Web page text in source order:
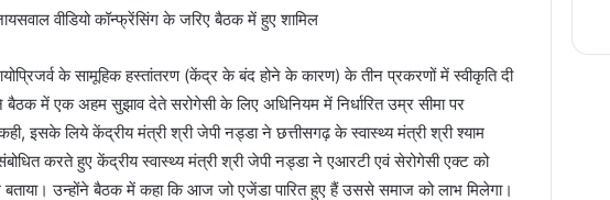
के सामूहिक हस्तांतरण (केंद्र के बंद होने के कारण) के तीन प्रकरणों में स्वीकृति दी
बैठक में एक अहम सुझाव देते सरोगेसी के लिए अधिनियम में निर्धारित उम्र सीमा पर
इसके लिये केंद्रीय मंत्री श्री जेपी नड्डा ने छत्तीसगढ़ के स्वास्थ्य मंत्री श्री श्याम
करते हुए केंद्रीय स्वास्थ्य मंत्री श्री जेपी नड्डा ने एआरटी एवं सेरोगेसी एक्ट को
उन्होंने बैठक में कहा कि आज जो एजेंडा पारित हुए हैं उससे समाज को लाभ मिलेगा।